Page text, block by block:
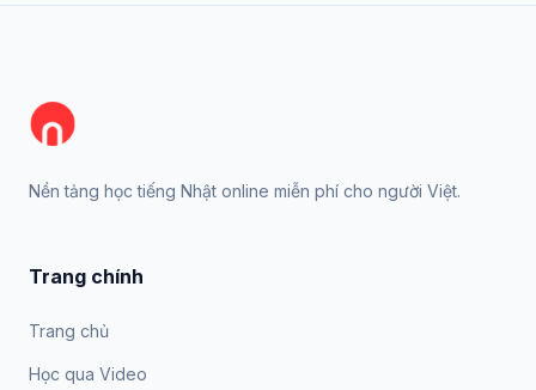
Nền tảng học tiếng Nhật online miễn phí cho người Việt.
Trang chính
Trang chủ
Học qua Video